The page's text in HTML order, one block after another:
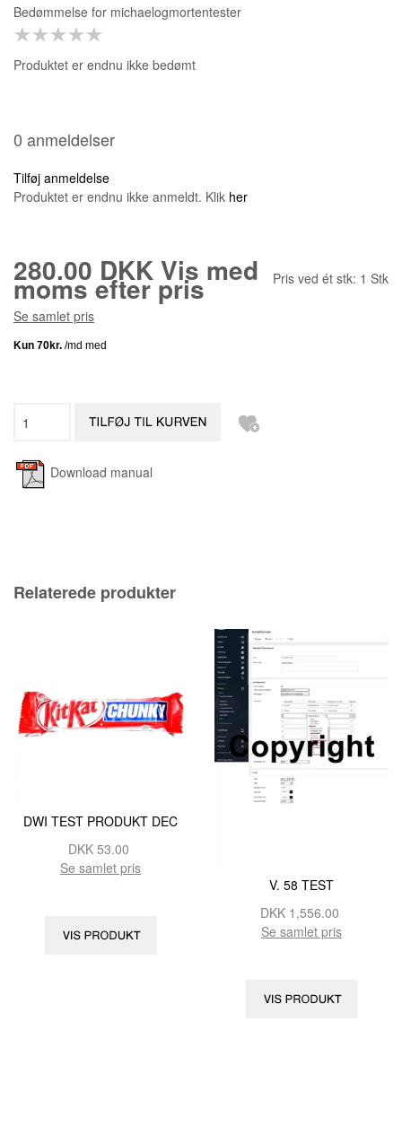
Bedømmelse for michaelogmortentester
Produktet er endnu ikke bedømt
0 anmeldelser
Tilføj anmeldelse
Produktet er endnu ikke anmeldt. Klik her
280.00 DKKVis med
moms efter pris Pris ved ét stk: 1 Stk
Se samlet pris
Download manual
Relaterede produkter
DWI TEST PRODUKT DEC
DKK 53.00
Se samlet pris
V. 58 TEST
DKK 1,556.00
Se samlet pris